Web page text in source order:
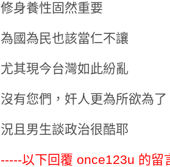
修身養性固然重要
為國為民也該當仁不讓
尤其現今台灣如此紛亂
沒有您們，奸人更為所欲為了
況且男生談政治很酷耶
-----以下回覆 once123u 的留